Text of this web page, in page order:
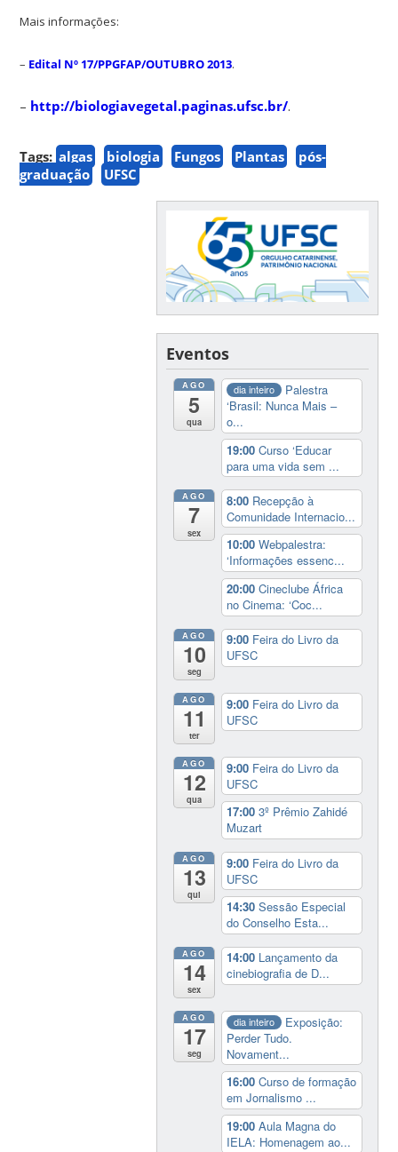
Mais informações:
– Edital Nº 17/PPGFAP/OUTUBRO 2013.
– http://biologiavegetal.paginas.ufsc.br/.
Tags: algas biologia Fungos Plantas
pós-
graduação
UFSC
Eventos
AGO
5
qua
dia inteiro
Palestra
‘Brasil: Nunca Mais –
o...
19:00Curso ‘Educar
para uma vida sem ...
AGO
7
sex
8:00 Recepção à
Comunidade Internacio...
10:00Webpalestra:
‘Informações essenc...
20:00Cineclube África
no Cinema: ‘Coc...
AGO
10
seg
9:00 Feira do Livro da
UFSC
AGO
11
ter
9:00 Feira do Livro da
UFSC
AGO
12
qua
9:00 Feira do Livro da
UFSC
17:003º Prêmio Zahidé
Muzart
AGO
13
qui
9:00 Feira do Livro da
UFSC
14:30Sessão Especial
do Conselho Esta...
AGO
14
sex
14:00 Lançamento da
cinebiografia de D...
AGO
17
seg
dia inteiro
Exposição:
Perder Tudo.
Novament...
16:00Curso de formação
em Jornalismo ...
19:00Aula Magna do
IELA: Homenagem ao...